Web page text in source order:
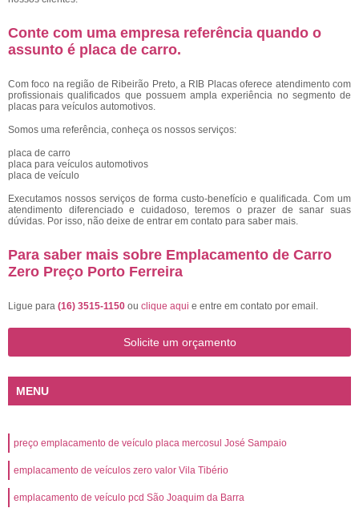
Conte com uma empresa referência quando o
assunto é placa de carro.
Com foco na região de Ribeirão Preto, a RIB Placas oferece atendimento com
profissionais qualificados que possuem ampla experiência no segmento de
placas para veículos automotivos.
Somos uma referência, conheça os nossos serviços:
placa de carro
placa para veículos automotivos
placa de veículo
Executamos nossos serviços de forma custo-benefício e qualificada. Com um
atendimento diferenciado e cuidadoso, teremos o prazer de sanar suas
dúvidas. Por isso, não deixe de entrar em contato para saber mais.
Para saber mais sobre Emplacamento de Carro
Zero Preço Porto Ferreira
Ligue para (16) 3515-1150 ou clique aqui e entre em contato por email.
Solicite um orçamento
MENU
preço emplacamento de veículo placa mercosul José Sampaio
emplacamento de veículos zero valor Vila Tibério
emplacamento de veículo pcd São Joaquim da Barra